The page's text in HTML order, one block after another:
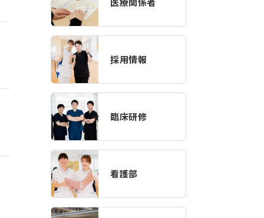
採用情報
臨床研修
看護部